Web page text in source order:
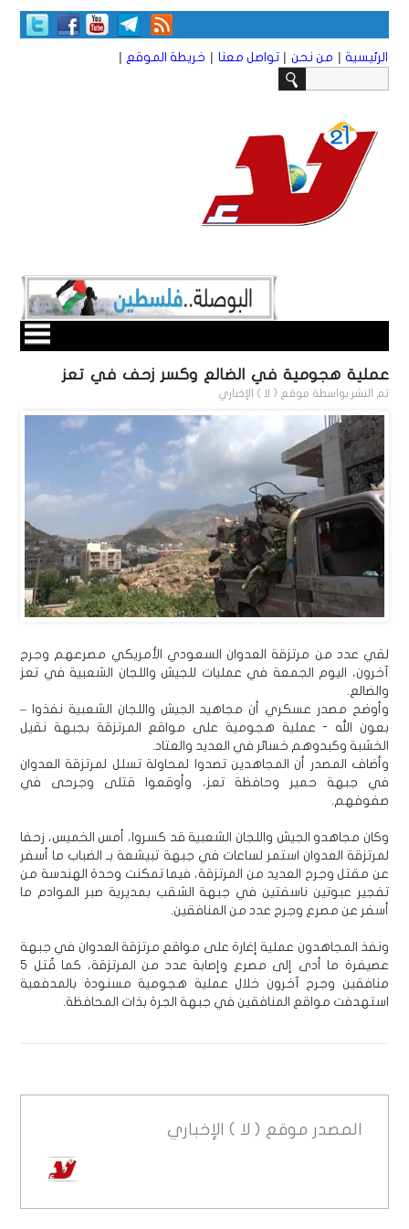
الرئيسية | من نحن | تواصل معنا | خريطة الموقع |
عملية هجومية في الضالع وكسر زحف في تعز
تم النشر بواسطة موقع ( لا ) الإخباري
لقي عدد من مرتزقة العدوان السعودي الأمريكي مصرعهم وجرح
آخرون، اليوم الجمعة في عمليات للجيش واللجان الشعبية في تعز
والضالع.
وأوضح مصدر عسكري أن مجاهيد الجيش واللجان الشعبية نفذوا –
بعون الله - عملية هجومية على مواقع المرتزقة بجبهة نقيل
الخشبة وكبدوهم خسائر في العديد والعتاد.
وأضاف المصدر أن المجاهدين تصدوا لمحاولة تسلل لمرتزقة العدوان
في جبهة حمير وحافظة تعز، وأوقعوا قتلى وجرحى في
صفوفهم.
وكان مجاهدو الجيش واللجان الشعبية قد كسروا، أمس الخميس، زحفا
لمرتزقة العدوان استمر لساعات في جبهة تبيشعة بـ الضباب ما أسفر
عن مقتل وجرح العديد من المرتزقة، فيما تمكنت وحدة الهندسة من
تفجير عبوتين ناسفتين في جبهة الشقب بمديرية صبر الموادم ما
أسفر عن مصرع وجرح عدد من المنافقين.
ونفذ المجاهدون عملية إغارة على مواقع مرتزقة العدوان في جبهة
عصيفرة ما أدى إلى مصرع وإصابة عدد من المرتزقة، كما قُتل 5
منافقين وجرح آخرون خلال عملية هجومية مسنودة بالمدفعية
استهدفت مواقع المنافقين في جبهة الجرة بذات المحافظة.
المصدر موقع ( لا ) الإخباري